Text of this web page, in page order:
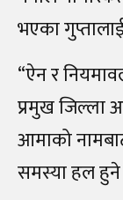
भएका
“ऐन र
प्रमुख जिल्ला
आमाको
समस्या हल हुने